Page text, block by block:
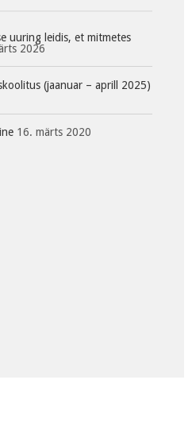
uuring leidis, et mitmetes
2026
(jaanuar – aprill 2025)
16. märts 2020